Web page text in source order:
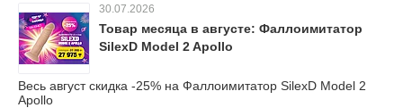
30.07.2026
Товар месяца в августе: Фаллоимитатор
SilexD Model 2 Apollo
Весь август скидка -25% на Фаллоимитатор SilexD Model 2
Apollo